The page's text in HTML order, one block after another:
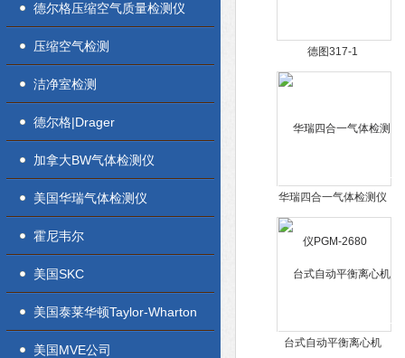
德尔格压缩空气质量检测仪
压缩空气检测
洁净室检测
德尔格|Drager
加拿大BW气体检测仪
美国华瑞气体检测仪
霍尼韦尔
美国SKC
美国泰莱华顿Taylor-Wharton
美国MVE公司
德图317-1
华瑞四合一气体检测仪
PGM-2680
台式自动平衡离心机